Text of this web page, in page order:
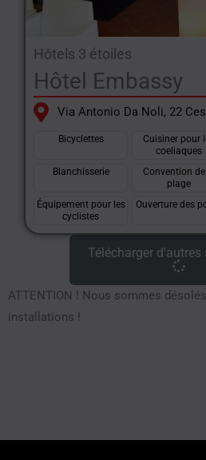
Hôtels 3 étoiles
Hôtel Embassy
Via Antonio Da Noli, 22
Bicyclettes
Cuisiner pour
coeliaques
Blanchisserie
Convention
plage
Équipement pour les
cyclistes
Ouverture des
Télécharger d'autres
ATTENTION ! Nous sommes
installations !